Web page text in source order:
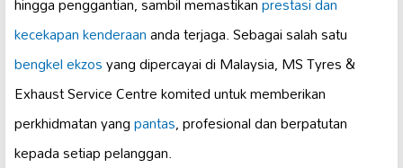
kecekapan kenderaananda terjaga. Sebagai salah satu
bengkel ekzosyang dipercayai di Malaysia, MS Tyres &
Exhaust Service Centre komited untuk memberikan
perkhidmatan yangpantas, profesional dan berpatutan
kepada setiap pelanggan.